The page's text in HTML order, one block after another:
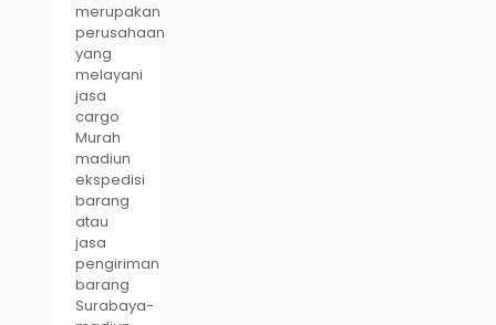
merupakan
perusahaan
yang
melayani
jasa
cargo
Murah
madiun
ekspedisi
barang
atau
jasa
pengiriman
barang
Surabaya-